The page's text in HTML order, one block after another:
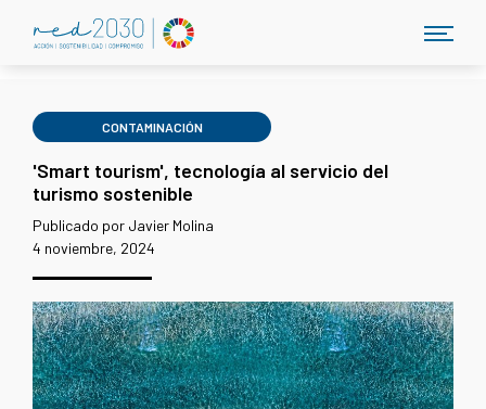
CONTAMINACIÓN
'Smart tourism', tecnología al servicio del
turismo sostenible
Publicado por Javier Molina
4 noviembre, 2024